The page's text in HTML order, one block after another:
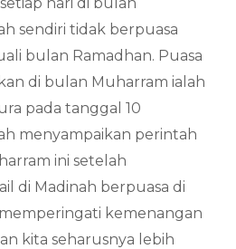
sendiri tidak berpuasa
bulan Ramadhan. Puasa
di bulan Muharram ialah
pada tanggal 10
menyampaikan perintah
ini setelah
di Madinah berpuasa di
kemenangan
kita seharusnya lebih